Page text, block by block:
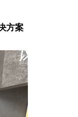
方案